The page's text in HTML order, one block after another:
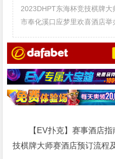
2023DHPT东海杯竞技棋牌
市奉化溪口应梦里欢喜酒店举
【EV扑克】赛事酒店
技棋牌大师赛酒店预订流程